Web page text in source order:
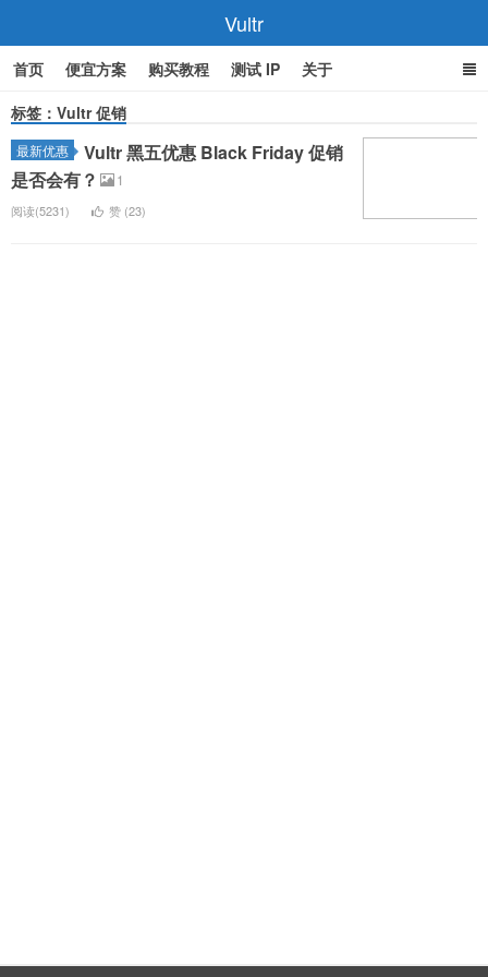
Vultr
首页 便宜方案 购买教程 测试 IP
关于
标签：Vultr 促销
最新优惠
Vultr 黑五优惠 Black Friday 促销
是否会有？
1
阅读(5231) 赞 (23)